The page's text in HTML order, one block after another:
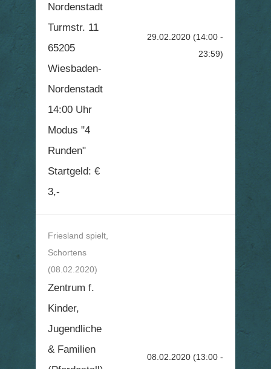
Nordenstadt
Turmstr. 11
65205
Wiesbaden-
Nordenstadt
14:00 Uhr
Modus "4
Runden"
Startgeld: €
3,-
29.02.2020 (14:00 -
23:59)
Friesland spielt,
Schortens
(08.02.2020)
Zentrum f.
Kinder,
Jugendliche
& Familien
08.02.2020 (13:00 -